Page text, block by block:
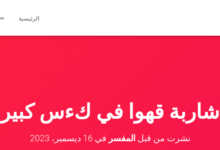
الرئيسية
شاربة قهوا في كءس كبير
نشرت من قبل المفسر في 16 ديسمبر، 2023